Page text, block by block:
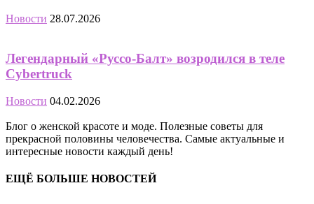
Новости 28.07.2026
Легендарный «Руссо-Балт» возродился в теле
Cybertruck
Новости 04.02.2026
Блог о женской красоте и моде. Полезные советы для
прекрасной половины человечества. Самые актуальные и
интересные новости каждый день!
ЕЩЁ БОЛЬШЕ НОВОСТЕЙ